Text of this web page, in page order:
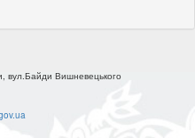
вул.Байди Вишневецького